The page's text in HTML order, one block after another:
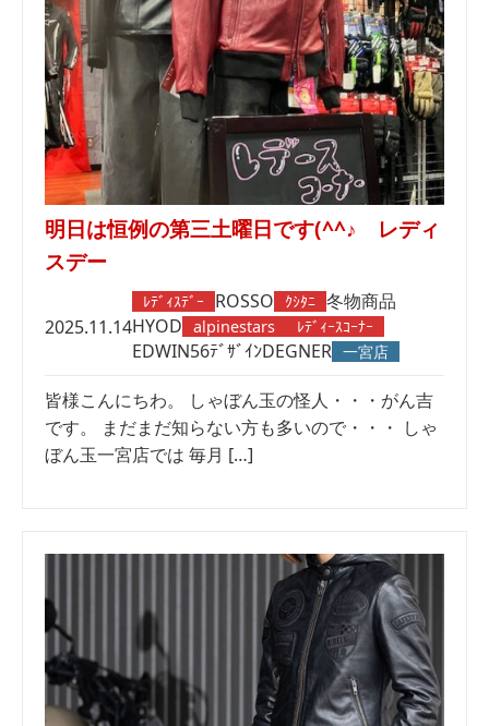
明日は恒例の第三土曜日です(^^♪ レディ
スデー
2025.11.14
ﾚﾃﾞｨｽﾃﾞｰ ROSSO ｸｼﾀﾆ 冬物商品
HYOD alpinestars ﾚﾃﾞｨｰｽｺｰﾅｰ
EDWIN56ﾃﾞｻﾞｲﾝDEGNER 一宮店
皆様こんにちわ。 しゃぼん玉の怪人・・・がん吉
です。 まだまだ知らない方も多いので・・・ しゃ
ぼん玉一宮店では 毎月 […]